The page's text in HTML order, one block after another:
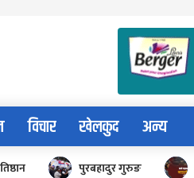
विचार खेलकुद अन्य
पुरबहादुर गुरुङ